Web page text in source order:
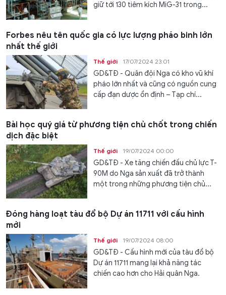
giữ tới 130 tiêm kích MiG-31 trong...
Forbes nêu tên quốc gia có lực lượng pháo binh lớn
nhất thế giới
Thế giới 17/07/2024 23:01
GD&TĐ - Quân đội Nga có kho vũ khí
pháo lớn nhất và cũng có nguồn cung
cấp đạn dược ổn định – Tạp chí...
Bài học quý giá từ phương tiện chủ chốt trong chiến
dịch đặc biệt
Thế giới 19/07/2024 00:00
GD&TĐ - Xe tăng chiến đấu chủ lực T-
90M do Nga sản xuất đã trở thành
một trong những phương tiện chủ...
Đóng hàng loạt tàu đổ bộ Dự án 11711 với cấu hình
mới
Thế giới 19/07/2024 08:00
GD&TĐ - Cấu hình mới của tàu đổ bộ
Dự án 11711 mang lại khả năng tác
chiến cao hơn cho Hải quân Nga.